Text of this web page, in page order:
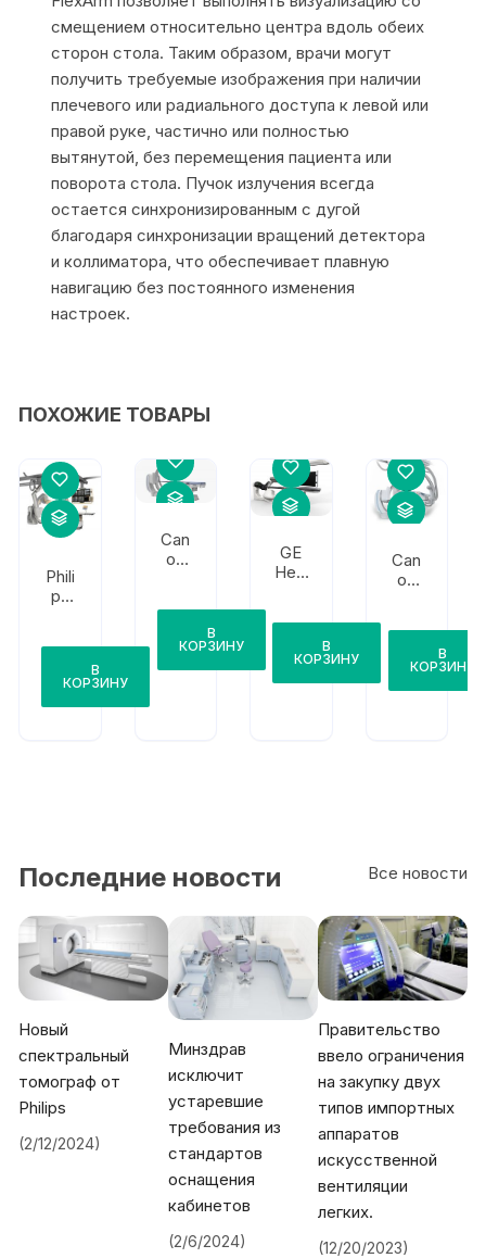
смещением относительно центра вдоль обеих
сторон стола. Таким образом, врачи могут
получить требуемые изображения при наличии
плечевого или радиального доступа к левой или
правой руке, частично или полностью
вытянутой, без перемещения пациента или
поворота стола. Пучок излучения всегда
остается синхронизированным с дугой
благодаря синхронизации вращений детектора
и коллиматора, что обеспечивает плавную
навигацию без постоянного изменения
настроек.
ПОХОЖИЕ ТОВАРЫ
Phili
ps
ty
FD
10/10
В
КОРЗИНУ
Can
on
Core
В
КОРЗИНУ
GE
Heal
va
IGS
520
В
КОРЗИНУ
Can
on
Bipla
ne
В
КОРЗИНУ
Все новости
Последние новости
Новый
спектральный
томограф от
Philips
(2/12/2024)
Минздрав
исключит
устаревшие
требования из
стандартов
оснащения
кабинетов
(2/6/2024)
Правительство
ввело ограничения
на закупку двух
типов импортных
аппаратов
искусственной
вентиляции
легких.
(12/20/2023)